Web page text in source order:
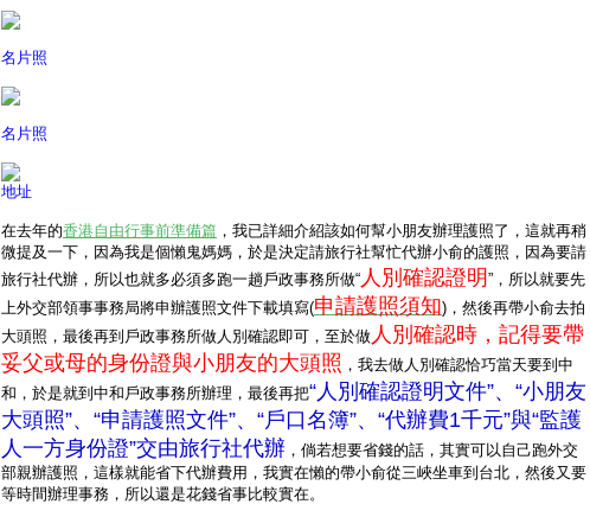
名片照
名片照
地址
在去年的香港自由行事前準備篇 ，我已詳細介紹該如何幫小朋友辦理護照了，這就再稍
微提及一下，因為我是個懶鬼媽媽， 於是決定請旅行社幫忙代辦小俞的護照，因為要請
旅行社代辦，所以也就多必須多跑一趟戶政事務所做“ 人別確認證明 ”，所以就要先
上外交部領事事務局將申辦護照文件下載填寫(申請護照須知)，然後再帶小俞去拍
大頭照，最後再到戶政事務所做人別確認即可，至於做 人別確認時，記得要帶
妥父或母的身份證與小朋友的大頭照 ，我去做人別確認恰巧當天要到中
和，於是就到中和戶政事務所辦理，最後再把“人別確認證明文件”、“小朋友
大頭照”、“申請護照文件”、“戶口名簿”、“代辦費1千元”與“監護
人一方身份證”交由旅行社代辦 ，倘若想要省錢的話，其實可以自己跑外交
部親辦護照，這樣就能省下代辦費用，我實在懶的帶小俞從三峽坐車到台北，然後又要
等時間辦理事務，所以還是花錢省事比較實在。